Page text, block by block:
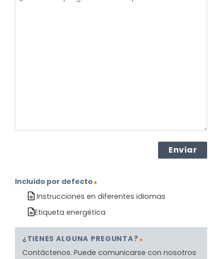
Incluido por defecto
Instrucciones en diferentes idiomas
Etiqueta energética
¿TIENES ALGUNA PREGUNTA?
Contáctenos. Puede comunicarse con nosotros